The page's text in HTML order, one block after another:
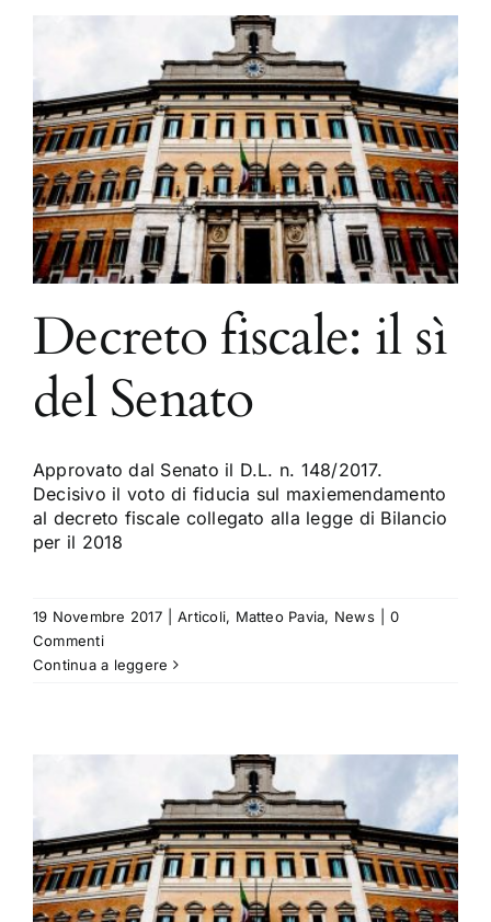
Decreto fiscale: il sì
del Senato
Approvato dal Senato il D.L. n. 148/2017.
Decisivo il voto di fiducia sul maxiemendamento
al decreto fiscale collegato alla legge di Bilancio
per il 2018
19 Novembre 2017 Articoli, Matteo Pavia, News
0
Commenti
Continua a leggere